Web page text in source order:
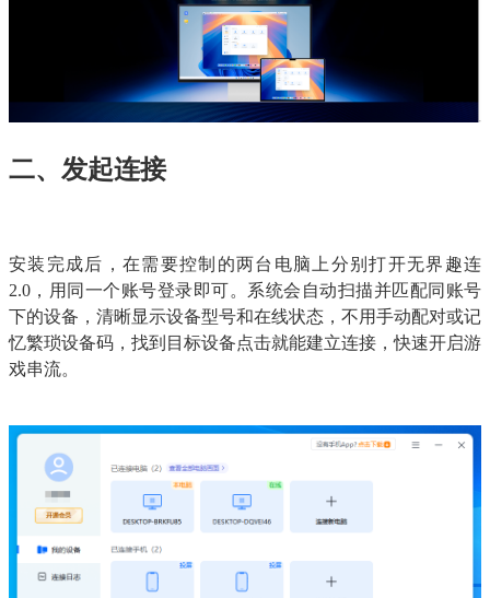
二、发起连接
安装完成后，在需要控制的两台电脑上分别打开无界趣连
2.0，用同一个账号登录即可。系统会自动扫描并匹配同账号
下的设备，清晰显示设备型号和在线状态，不用手动配对或记
忆繁琐设备码，找到目标设备点击就能建立连接，快速开启游
戏串流。